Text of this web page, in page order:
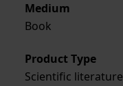
Medium
Book
Product Type
Scientific literature